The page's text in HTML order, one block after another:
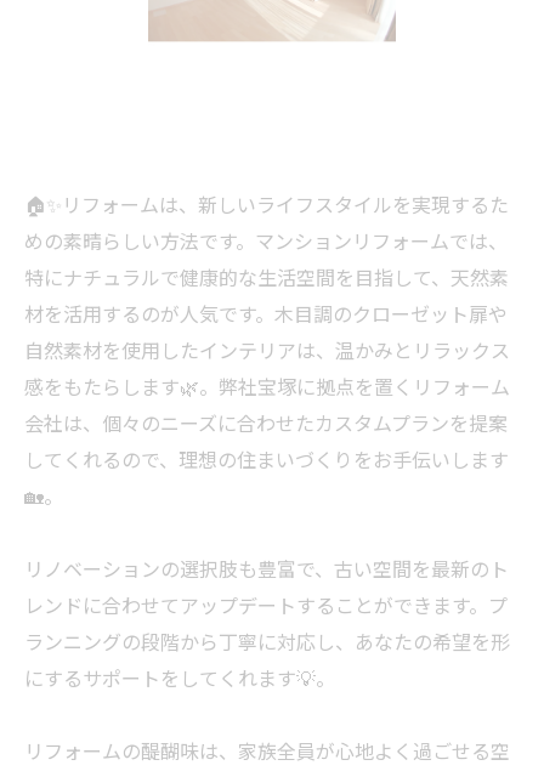
🏠✨リフォームは、新しいライフスタイルを実現するた
めの素晴らしい方法です。マンションリフォームでは、
特にナチュラルで健康的な生活空間を目指して、天然素
材を活用するのが人気です。木目調のクローゼット扉や
自然素材を使用したインテリアは、温かみとリラックス
感をもたらします🌿。弊社宝塚に拠点を置くリフォーム
会社は、個々のニーズに合わせたカスタムプランを提案
してくれるので、理想の住まいづくりをお手伝いします
🏡。
リノベーションの選択肢も豊富で、古い空間を最新のト
レンドに合わせてアップデートすることができます。プ
ランニングの段階から丁寧に対応し、あなたの希望を形
にするサポートをしてくれます💡。
リフォームの醍醐味は、家族全員が心地よく過ごせる空